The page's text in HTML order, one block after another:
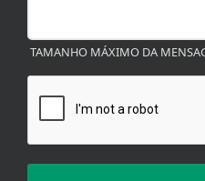
TAMANHO MÁXIMO DA